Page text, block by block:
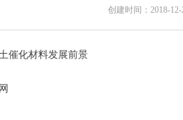
创建时间： 2018-12-
催化材料发展前景